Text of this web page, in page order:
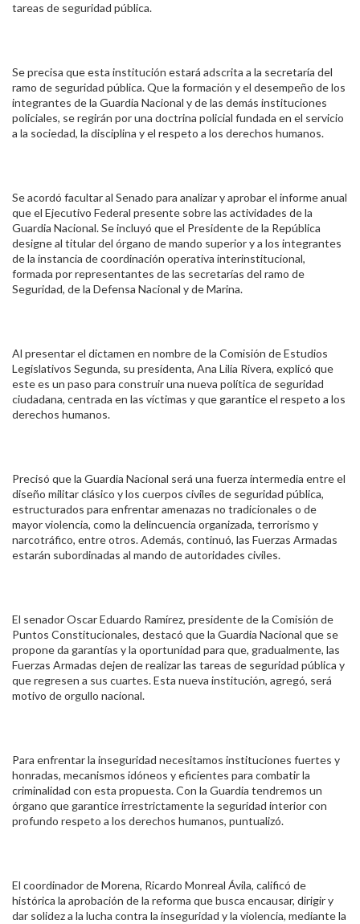
tareas de seguridad pública.
Se precisa que esta institución estará adscrita a la secretaría del
ramo de seguridad pública. Que la formación y el desempeño de los
integrantes de la Guardia Nacional y de las demás instituciones
policiales, se regirán por una doctrina policial fundada en el servicio
a la sociedad, la disciplina y el respeto a los derechos humanos.
Se acordó facultar al Senado para analizar y aprobar el informe anual
que el Ejecutivo Federal presente sobre las actividades de la
Guardia Nacional. Se incluyó que el Presidente de la República
designe al titular del órgano de mando superior y a los integrantes
de la instancia de coordinación operativa interinstitucional,
formada por representantes de las secretarías del ramo de
Seguridad, de la Defensa Nacional y de Marina.
Al presentar el dictamen en nombre de la Comisión de Estudios
Legislativos Segunda, su presidenta, Ana Lilia Rivera, explicó que
este es un paso para construir una nueva política de seguridad
ciudadana, centrada en las víctimas y que garantice el respeto a los
derechos humanos.
Precisó que la Guardia Nacional será una fuerza intermedia entre el
diseño militar clásico y los cuerpos civiles de seguridad pública,
estructurados para enfrentar amenazas no tradicionales o de
mayor violencia, como la delincuencia organizada, terrorismo y
narcotráfico, entre otros. Además, continuó, las Fuerzas Armadas
estarán subordinadas al mando de autoridades civiles.
El senador Oscar Eduardo Ramírez, presidente de la Comisión de
Puntos Constitucionales, destacó que la Guardia Nacional que se
propone da garantías y la oportunidad para que, gradualmente, las
Fuerzas Armadas dejen de realizar las tareas de seguridad pública y
que regresen a sus cuartes. Esta nueva institución, agregó, será
motivo de orgullo nacional.
Para enfrentar la inseguridad necesitamos instituciones fuertes y
honradas, mecanismos idóneos y eficientes para combatir la
criminalidad con esta propuesta. Con la Guardia tendremos un
órgano que garantice irrestrictamente la seguridad interior con
profundo respeto a los derechos humanos, puntualizó.
El coordinador de Morena, Ricardo Monreal Ávila, calificó de
histórica la aprobación de la reforma que busca encausar, dirigir y
dar solidez a la lucha contra la inseguridad y la violencia, mediante la